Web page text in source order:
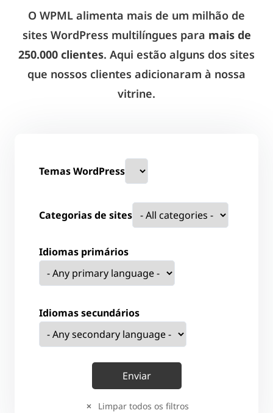
O WPML alimenta mais de um milhão de
sites WordPress multilíngues para mais de
250.000 clientes. Aqui estão alguns dos sites
que nossos clientes adicionaram à nossa
vitrine.
Temas WordPress
Categorias de sites
Idiomas primários
Idiomas secundários
Limpar todos os filtros